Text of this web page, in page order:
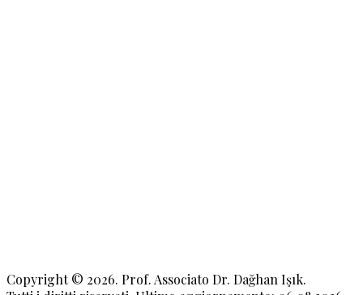
Copyright © 2026. Prof. Associato Dr. Dağhan Işık.